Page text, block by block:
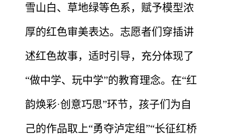
雪山白、草地绿等色系，赋予模型浓
厚的红色审美表达。志愿者们穿插讲
述红色故事，适时引导，充分体现了
“做中学、玩中学”的教育理念。在“红
韵焕彩·创意巧思”环节，孩子们为自
己的作品取上“勇夺泸定组”“长征红桥